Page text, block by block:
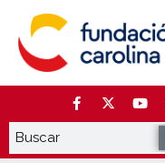
contenido